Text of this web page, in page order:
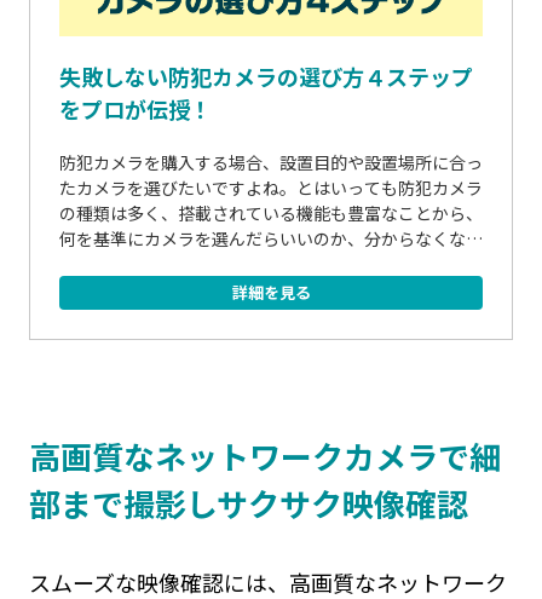
失敗しない防犯カメラの選び方４ステップ
をプロが伝授！
防犯カメラを購入する場合、設置目的や設置場所に合っ
たカメラを選びたいですよね。とはいっても防犯カメラ
の種類は多く、搭載されている機能も豊富なことから、
何を基準にカメラを選んだらいいのか、分からなくなっ
防犯カメラの選び方4ステップと、店舗全景・出入口...
詳細を見る
高画質なネットワークカメラで細
部まで撮影しサクサク映像確認
スムーズな映像確認には、高画質なネットワーク